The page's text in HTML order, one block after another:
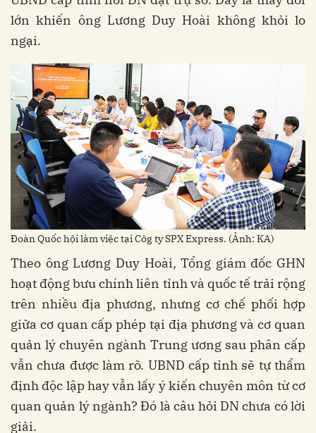
lớn khiến ông Lương Duy Hoài không khỏi lo
ngại.
Đoàn Quốc hội làm việc tại Côg ty SPX Express. (Ảnh: KA)
Theo ông Lương Duy Hoài, Tổng giám đốc GHN
hoạt động bưu chính liên tỉnh và quốc tế trải rộng
trên nhiều địa phương, nhưng cơ chế phối hợp
giữa cơ quan cấp phép tại địa phương và cơ quan
quản lý chuyên ngành Trung ương sau phân cấp
vẫn chưa được làm rõ. UBND cấp tỉnh sẽ tự thẩm
định độc lập hay vẫn lấy ý kiến chuyên môn từ cơ
quan quản lý ngành? Đó là câu hỏi DN chưa có lời
giải.